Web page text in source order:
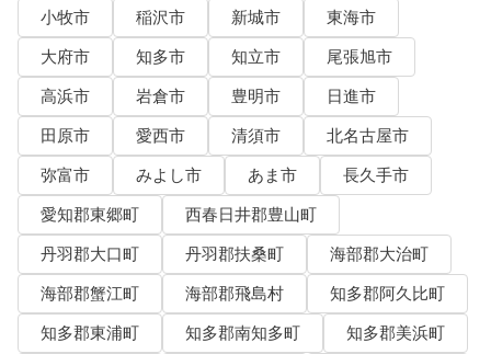
小牧市
稲沢市 新城市
東海市
大府市
知多市 知立市
尾張旭市
高浜市
岩倉市 豊明市
日進市
田原市
愛西市 清須市
北名古屋市
弥富市
みよし市 あま市
長久手市
愛知郡東郷町
西春日井郡豊山町
丹羽郡大口町
丹羽郡扶桑町
海部郡大治町
海部郡蟹江町
海部郡飛島村
知多郡阿久比町
知多郡東浦町
知多郡南知多町
知多郡美浜町